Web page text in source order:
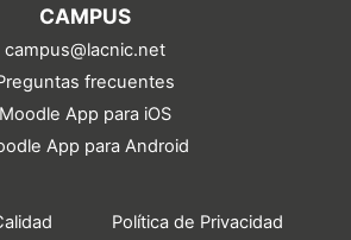
CAMPUS
campus@lacnic.net
frecuentes
Moodle App para iOS
App para Android
Política de Privacidad